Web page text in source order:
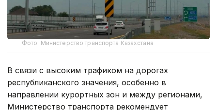
Фото: Министерство транспорта Казахстана
В связи с высоким трафиком на дорогах
республиканского значения, особенно в
направлении курортных зон и между регионами,
Министерство транспорта рекомендует